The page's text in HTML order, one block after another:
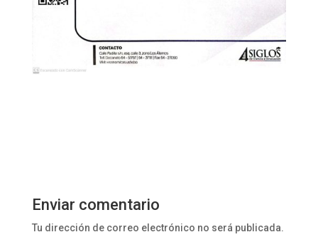
Enviar comentario
Tu dirección de correo electrónico no será publicada.